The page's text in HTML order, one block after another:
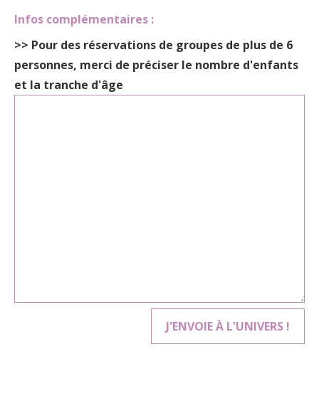
Infos complémentaires :
>> Pour des réservations de groupes de plus de 6
personnes, merci de préciser le nombre d'enfants
et la tranche d'âge